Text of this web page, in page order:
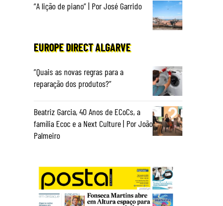
“A lição de piano” | Por José Garrido
EUROPE DIRECT ALGARVE
“Quais as novas regras para a
reparação dos produtos?”
Beatriz Garcia, 40 Anos de ECoCs, a
família Ecoc e a Next Culture | Por João
Palmeiro